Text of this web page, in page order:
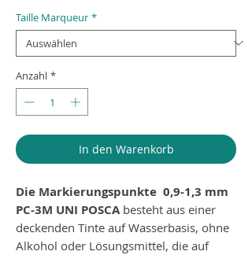
Taille Marqueur *
Anzahl *
In den Warenkorb
Die Markierungspunkte 0,9-1,3 mm
PC-3M UNI POSCAbesteht aus einer
deckenden Tinte auf Wasserbasis, ohne
Alkohol oder Lösungsmittel, die auf